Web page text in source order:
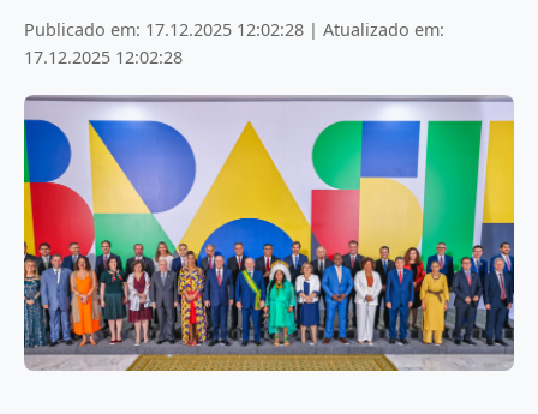
Publicado em: 17.12.2025 12:02:28 | Atualizado em:
17.12.2025 12:02:28